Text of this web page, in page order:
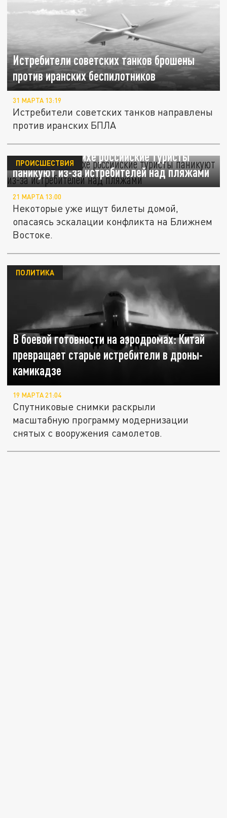
Истребители советских танков брошены
против иранских беспилотников
31 МАРТА 13:19
Истребители советских танков направлены
против иранских БПЛА
В Шарм-эш-Шейхе российские туристы
паникуют из-за истребителей над пляжами
ПРОИСШЕСТВИЯ
21 МАРТА 13:00
Некоторые уже ищут билеты домой,
опасаясь эскалации конфликта на Ближнем
Востоке.
В боевой готовности на аэродромах: Китай
превращает старые истребители в дроны-
камикадзе
ПОЛИТИКА
19 МАРТА 21:04
Спутниковые снимки раскрыли
масштабную программу модернизации
снятых с вооружения самолетов.